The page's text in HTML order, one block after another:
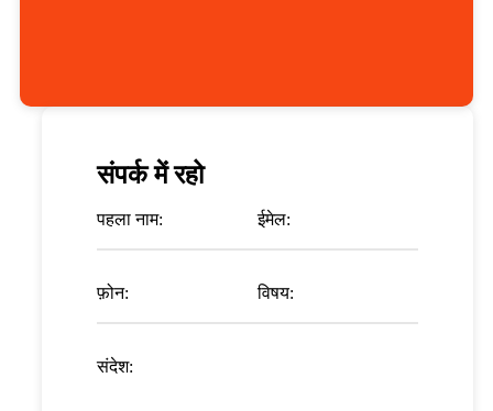
संपर्क में रहो
पहला नाम: ईमेल:
फ़ोन: विषय:
संदेश: